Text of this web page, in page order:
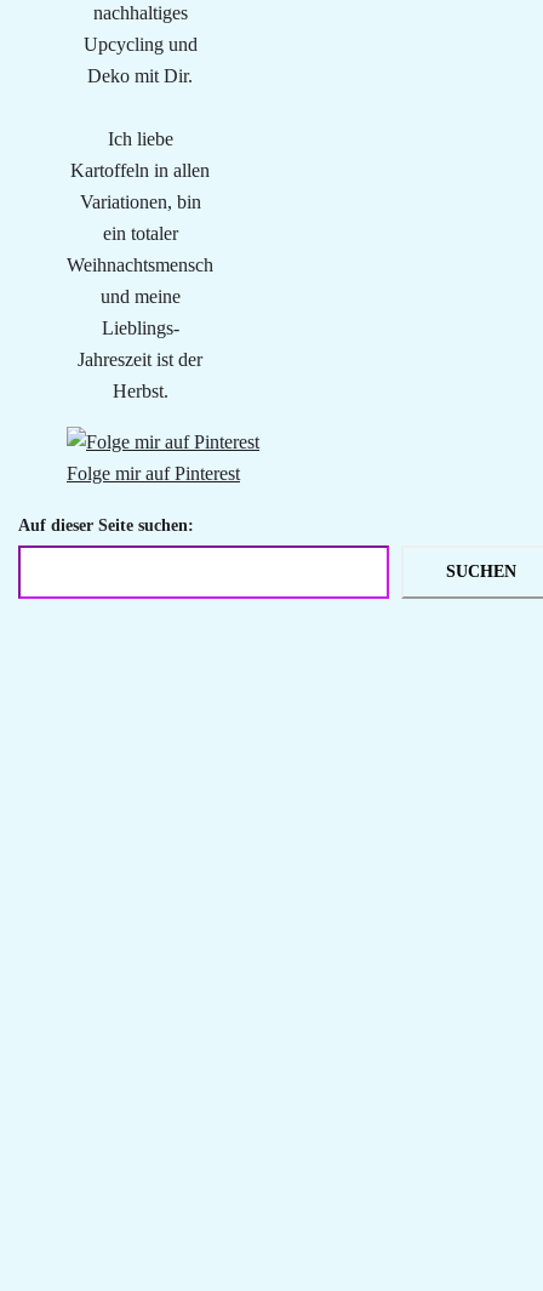
nachhaltiges
Upcycling und
Deko mit Dir.
Ich liebe
Kartoffeln in allen
Variationen, bin
ein totaler
Weihnachtsmensch
und meine
Lieblings-
Jahreszeit ist der
Herbst.
Folge mir auf Pinterest
Auf dieser Seite suchen:
SUCHEN